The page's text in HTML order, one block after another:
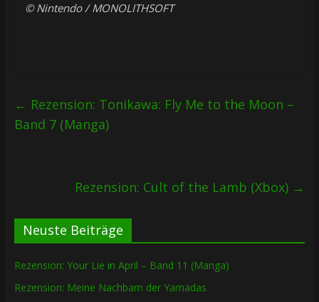
© Nintendo / MONOLITHSOFT
← Rezension: Tonikawa: Fly Me to the Moon –
Band 7 (Manga)
Rezension: Cult of the Lamb (Xbox) →
Neuste Beiträge
Rezension: Your Lie in April – Band 11 (Manga)
Rezension: Meine Nachbarn der Yamadas